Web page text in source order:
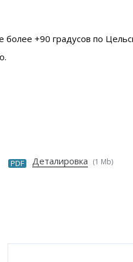
более +90 градусов по
PDF Деталировка (1 Mb)